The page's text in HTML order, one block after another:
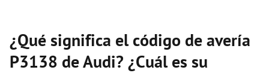
¿Qué significa el código de avería
P3138 de Audi? ¿Cuál es su